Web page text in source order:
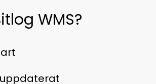
WMS?